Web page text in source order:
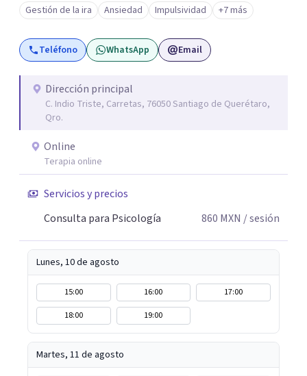
ciertos patrones o emociones. Puedes superar lo que te
preocupa y lograr tus objetivos más pronto de lo que
imaginas. Contáctame por Wahtsapp. Puedo ayudarte.
Gestión de la ira Ansiedad Impulsividad +7 más
Teléfono WhatsApp Email
Dirección principal
C. Indio Triste, Carretas, 76050 Santiago de Querétaro,
Qro.
Online
Terapia online
Servicios y precios
Consulta para Psicología
860 MXN / sesión
Lunes, 10 de agosto
15:00 16:00
17:00
18:00
19:00
Martes, 11 de agosto